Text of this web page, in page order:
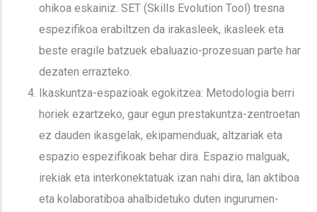
ohikoa eskainiz. SET (Skills Evolution Tool) tresna
espezifikoa erabiltzen da irakasleek, ikasleek eta
beste eragile batzuek ebaluazio-prozesuan parte har
dezaten errazteko.
Ikaskuntza-espazioak egokitzea: Metodologia berri
horiek ezartzeko, gaur egun prestakuntza-zentroetan
ez dauden ikasgelak, ekipamenduak, altzariak eta
espazio espezifikoak behar dira. Espazio malguak,
irekiak eta interkonektatuak izan nahi dira, lan aktiboa
eta kolaboratiboa ahalbidetuko duten ingurumen-